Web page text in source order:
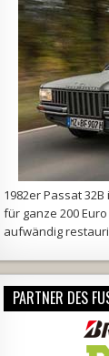
1982er Passat
für ganze 200
aufwändig
PARTNER DES